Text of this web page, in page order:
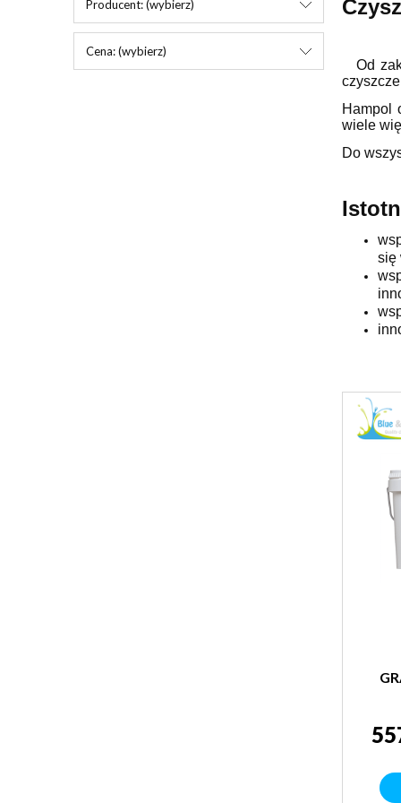
Producent: (wybierz)
Cena: (wybierz)
Od
Hampol
wiele
Do
się